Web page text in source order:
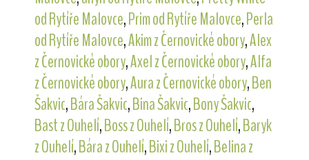
od Rytíře Malovce,Prim od Rytíře Malovce,Perla
od Rytíře Malovce,Akim z Černovické obory,Alex
z Černovické obory,Axel z Černovické obory,Alfa
z Černovické obory,Aura z Černovické obory,Ben
Šakvic,Bára Šakvic,Bina Šakvic,Bony Šakvic,
Bast z Ouhelí,Boss z Ouhelí,Bros z Ouhelí,Baryk
z Ouhelí,Bára z Ouhelí,Bixi z Ouhelí,Belina z